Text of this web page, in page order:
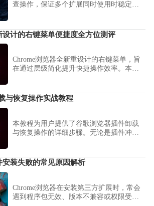
查操作，保证多个扩展同时使用时稳定运
计的右键菜单便捷度全方位测评
Chrome浏览器全新重设计的右键菜单，旨
在通过层级简化提升快捷操作效率。本文
交互流程的作用。
与恢复操作实战教程
本教程为用户提供了谷歌浏览器插件卸载
与恢复操作的详细步骤。无论是插件冲突
理能力。
装失败的常见原因解析
Chrome浏览器在安装第三方扩展时，常会
遇到程序包无效、版本不兼容或权限受限